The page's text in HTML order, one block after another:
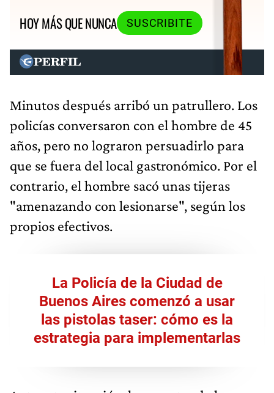
HOY MÁS QUE NUNCA
SUSCRIBITE
Minutos después arribó un patrullero. Los
policías conversaron con el hombre de 45
años, pero no lograron persuadirlo para
que se fuera del local gastronómico. Por el
contrario, el hombre sacó unas tijeras
"amenazando con lesionarse", según los
propios efectivos.
La Policía de la Ciudad de
Buenos Aires comenzó a usar
las pistolas taser: cómo es la
estrategia para implementarlas